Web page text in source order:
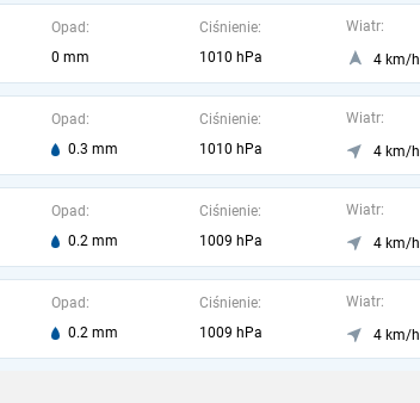
Opad:
0 mm
Ciśnienie:
1010 hPa
Wiatr:
4 km/h
Opad:
0.3 mm
Ciśnienie:
1010 hPa
Wiatr:
4 km/h
Opad:
0.2 mm
Ciśnienie:
1009 hPa
Wiatr:
4 km/h
Opad:
0.2 mm
Ciśnienie:
1009 hPa
Wiatr:
4 km/h